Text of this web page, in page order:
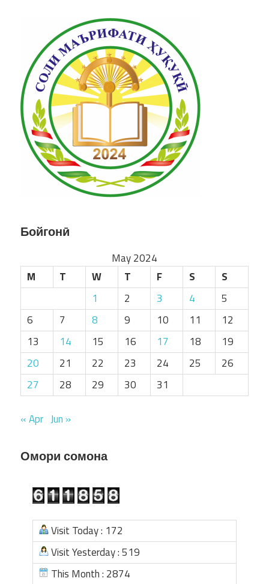
Бойгонӣ
May 2024
M
T W T F S
S
1
2 3 4
5
6
7 8 9 10 11
12
13
14 15 16 17 18
19
20
21 22 23 24 25
26
27
28 29 30 31
« Apr Jun »
Омори сомона
Visit Today : 172
Visit Yesterday : 519
This Month : 2874